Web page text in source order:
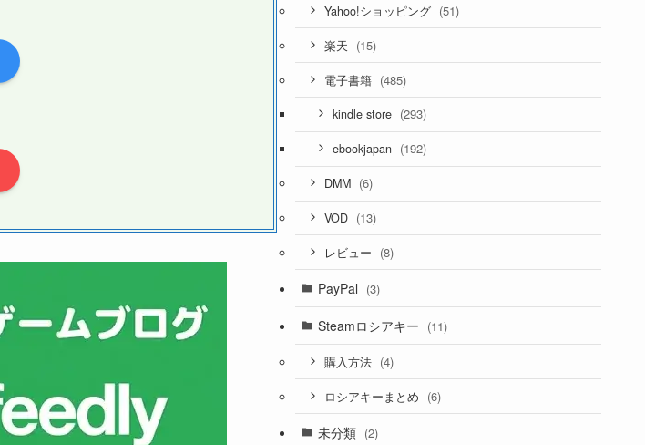
Yahoo!ショッピング (51)
楽天 (15)
電子書籍 (485)
kindle store (293)
ebookjapan (192)
DMM (6)
VOD (13)
レビュー (8)
PayPal (3)
Steamロシアキー (11)
購入方法 (4)
ロシアキーまとめ (6)
未分類 (2)